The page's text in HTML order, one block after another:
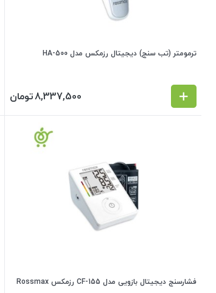
ترمومتر (تب سنج) دیجیتال رزمکس مدل HA-500
8,337,500تومان
فشارسنج دیجیتال بازویی مدل CF-155 رزمکس Rossmax